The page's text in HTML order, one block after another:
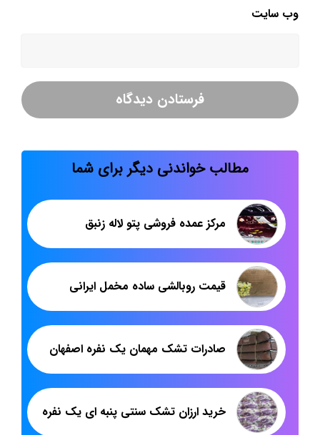
وب‌ سایت
مطالب خواندنی دیگر برای شما
مرکز عمده فروشی پتو لاله زنبق
قیمت روبالشی ساده مخمل ایرانی
صادرات تشک مهمان یک نفره اصفهان
خرید ارزان تشک سنتی پنبه ای یک نفره